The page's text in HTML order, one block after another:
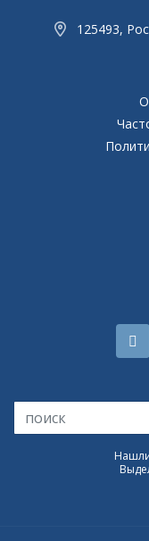
125493,